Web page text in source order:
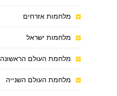
מלחמות אזרחים
מלחמות ישראל
מלחמת העולם הראשונה
מלחמת העולם השנייה